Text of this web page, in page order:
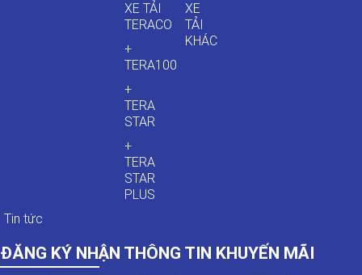
XE TẢI
TERACO
+
TERA100
+
TERA
STAR
+
TERA
STAR
PLUS
XE
TẢI
KHÁC
Tin tức
ĐĂNG KÝ NHẬN THÔNG TIN KHUYẾN MÃI